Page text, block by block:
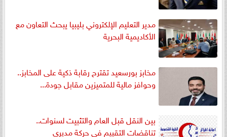
مدير التعليم الإلكتروني بليبيا يبحث التعاون مع
الأكاديمية البحرية
مخابز بورسعيد تقترح رقابة ذكية على المخابز..
وحوافز مالية للمتميزين مقابل جودة...
بين النقل قبل العام والتثبيت لسنوات..
تناقضات التقييم في حركة مديري